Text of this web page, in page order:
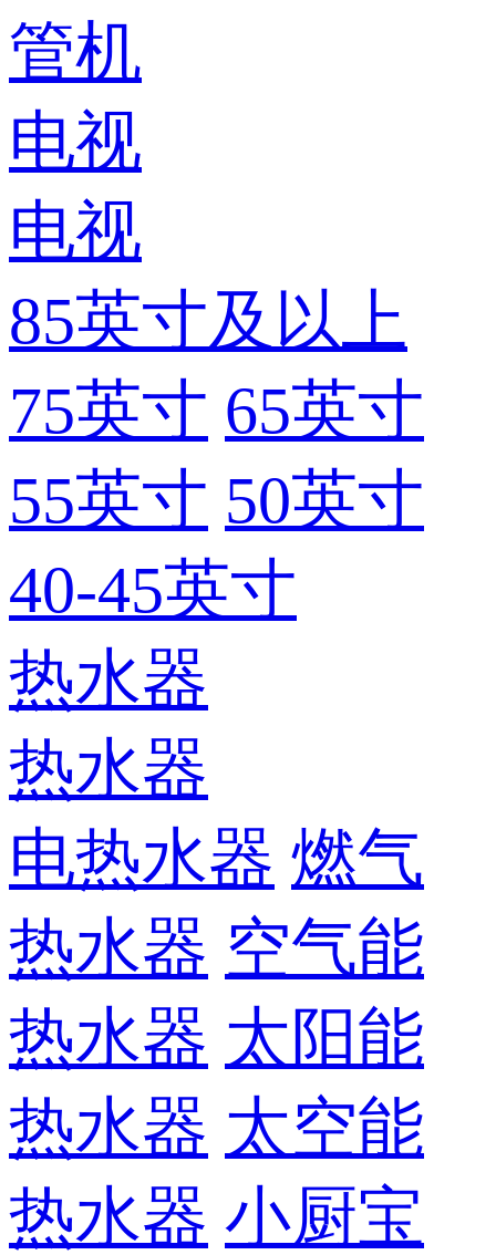
管机
电视
电视
85英寸及以上
75英寸 65英寸
55英寸 50英寸
40-45英寸
热水器
热水器
电热水器 燃气
热水器 空气能
热水器 太阳能
热水器 太空能
热水器 小厨宝